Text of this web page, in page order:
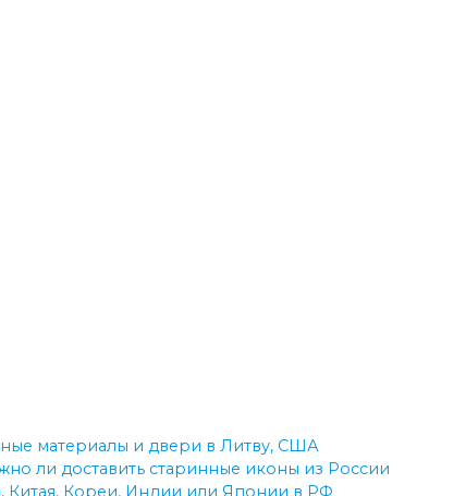
материалы и двери в Литву, США
ли доставить старинные иконы из России
Китая, Кореи, Индии или Японии в РФ